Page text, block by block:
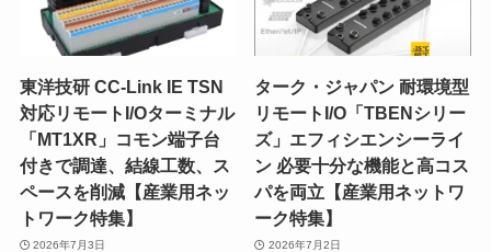
東洋技研 CC-Link IE TSN
対応リモートI/Oターミナル
「MT1XR」コモン端子台
付きで調達、結線工数、ス
ペースを削減【産業用ネッ
トワーク特集】
2026年7月3日
ターク・ジャパン 耐環境型
リモートI/O「TBENシリー
ズ」エフィシエンシーライ
ン 必要十分な機能と高コス
パを両立【産業用ネットワ
ーク特集】
2026年7月2日